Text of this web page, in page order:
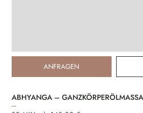
ANFRAGEN
ABHYANGA –